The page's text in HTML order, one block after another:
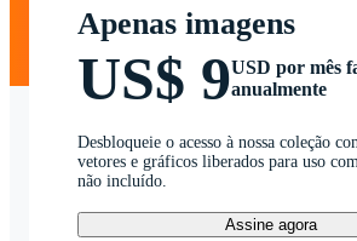
Apenas imagens
US$ 9USD por mês
anualmente
Desbloqueie o acesso à nossa coleção
vetores e gráficos liberados para uso
não incluído.
Assine agora